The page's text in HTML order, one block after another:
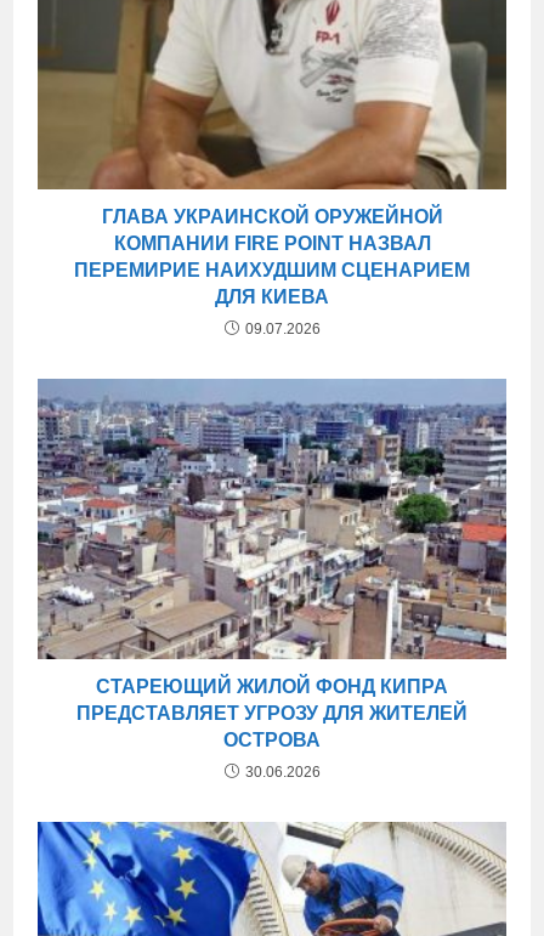
ГЛАВА УКРАИНСКОЙ ОРУЖЕЙНОЙ
КОМПАНИИ FIRE POINT НАЗВАЛ
ПЕРЕМИРИЕ НАИХУДШИМ СЦЕНАРИЕМ
ДЛЯ КИЕВА
09.07.2026
СТАРЕЮЩИЙ ЖИЛОЙ ФОНД КИПРА
ПРЕДСТАВЛЯЕТ УГРОЗУ ДЛЯ ЖИТЕЛЕЙ
ОСТРОВА
30.06.2026